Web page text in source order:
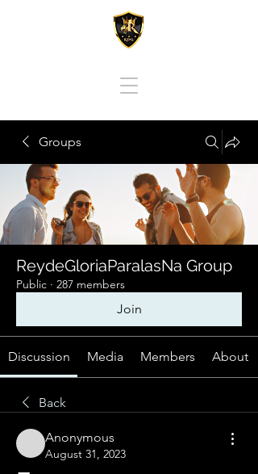
Groups
ReydeGloriaParalasNa Group
Public · 287 members
Join
Discussion Media Members About
Back
Anonymous
August 31, 2023